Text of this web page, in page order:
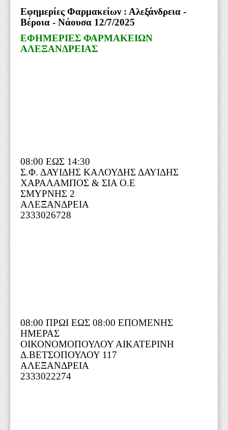
Εφημερίες Φαρμακείων : Αλεξάνδρεια -
Βέροια - Νάουσα 12/7/2025
ΕΦΗΜΕΡΙΕΣ ΦΑΡΜΑΚΕΙΩΝ
ΑΛΕΞΑΝΔΡΕΙΑΣ
08:00 ΕΩΣ 14:30
Σ.Φ. ΔΑΥΙΔΗΣ ΚΑΛΟΥΔΗΣ ΔΑΥΙΔΗΣ
ΧΑΡΑΛΑΜΠΟΣ & ΣΙΑ Ο.Ε
ΣΜΥΡΝΗΣ 2
ΑΛΕΞΑΝΔΡΕΙΑ
2333026728
08:00 ΠΡΩΙ ΕΩΣ 08:00 ΕΠΟΜΕΝΗΣ
ΗΜΕΡΑΣ
ΟΙΚΟΝΟΜΟΠΟΥΛΟΥ ΑΙΚΑΤΕΡΙΝΗ
Δ.ΒΕΤΣΟΠΟΥΛΟΥ 117
ΑΛΕΞΑΝΔΡΕΙΑ
2333022274